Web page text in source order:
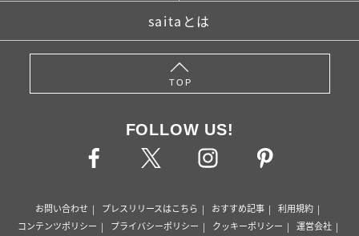
saitaとは
TOP
FOLLOW US!
お問い合わせ プレスリリースはこちら おすすめ記事
利用規約
コンテンツポリシー
プライバシーポリシー クッキーポリシー 運営会社